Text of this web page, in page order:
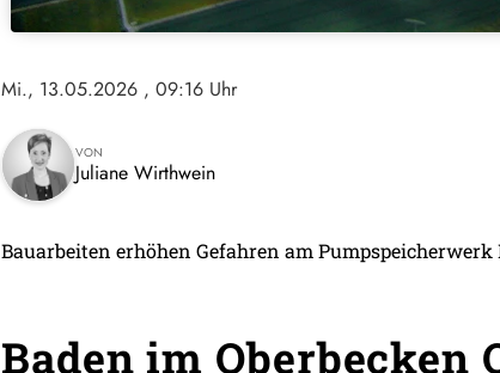
Mi., 13.05.2026 , 09:16 Uhr
VON
Juliane Wirthwein
Bauarbeiten erhöhen Gefahren am
Baden im Oberbecken